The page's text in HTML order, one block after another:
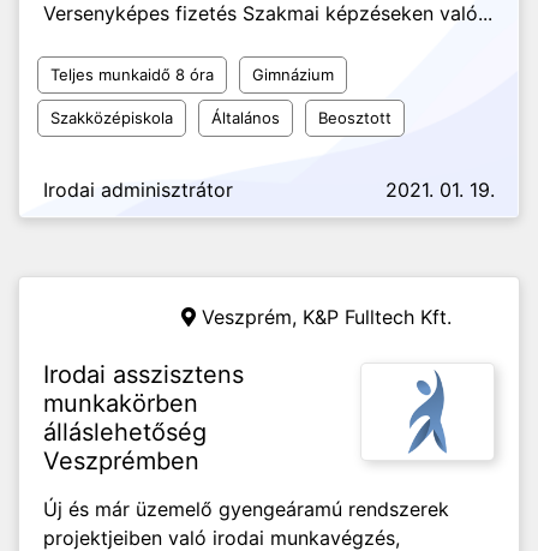
Versenyképes fizetés Szakmai képzéseken való...
Teljes munkaidő 8 óra Gimnázium
Szakközépiskola Általános Beosztott
Irodai adminisztrátor 2021. 01. 19.
Veszprém, K&P Fulltech Kft.
Irodai asszisztens
munkakörben
álláslehetőség
Veszprémben
Új és már üzemelő gyengeáramú rendszerek
projektjeiben való irodai munkavégzés,